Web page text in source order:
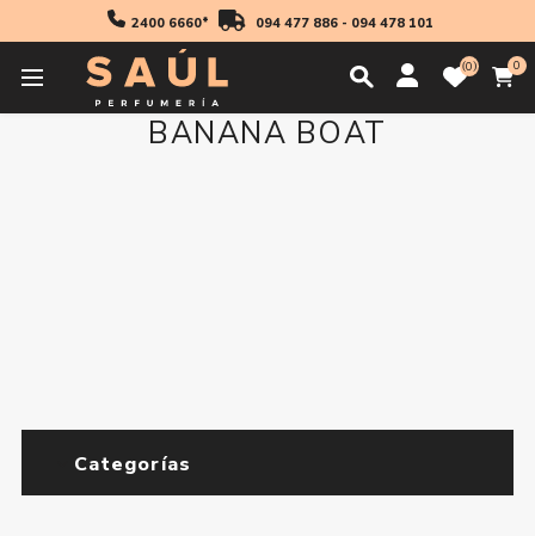
2400 6660* 094 477 886- 094 478 101
0 0
BANANA BOAT
Categorías